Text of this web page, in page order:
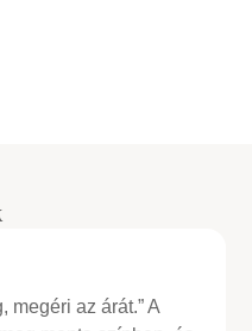
megéri az árát.” A